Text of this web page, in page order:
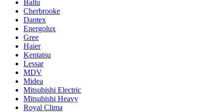
Ballu
Cherbrooke
Dantex
Energolux
Gree
Haier
Kentatsu
Lessar
MDV
Midea
Mitsubishi Electric
Mitsubishi Heavy
Royal Clima